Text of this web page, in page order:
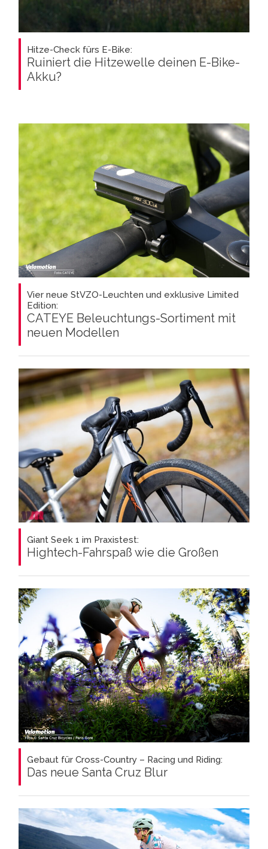
Hitze-Check fürs E-Bike:
Ruiniert die Hitzewelle deinen E-Bike-
Akku?
Vier neue StVZO-Leuchten und exklusive Limited
Edition:
CATEYE Beleuchtungs-Sortiment mit
neuen Modellen
Giant Seek 1 im Praxistest:
Hightech-Fahrspaß wie die Großen
Gebaut für Cross-Country – Racing und Riding:
Das neue Santa Cruz Blur